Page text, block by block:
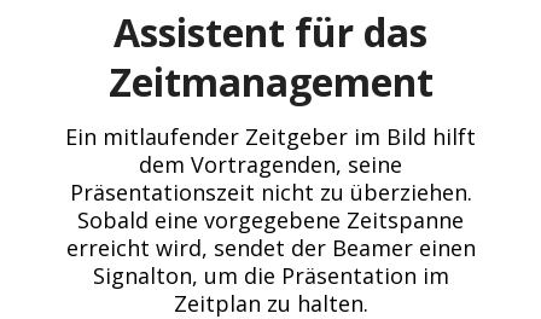
Assistent für das
Zeitmanagement
Ein mitlaufender Zeitgeber im Bild hilft
dem Vortragenden, seine
Präsentationszeit nicht zu überziehen.
Sobald eine vorgegebene Zeitspanne
erreicht wird, sendet der Beamer einen
Signalton, um die Präsentation im
Zeitplan zu halten.